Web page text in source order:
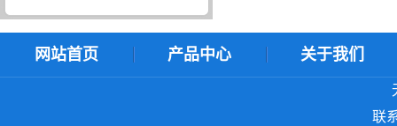
网站首页 产品中心 关于我们
联